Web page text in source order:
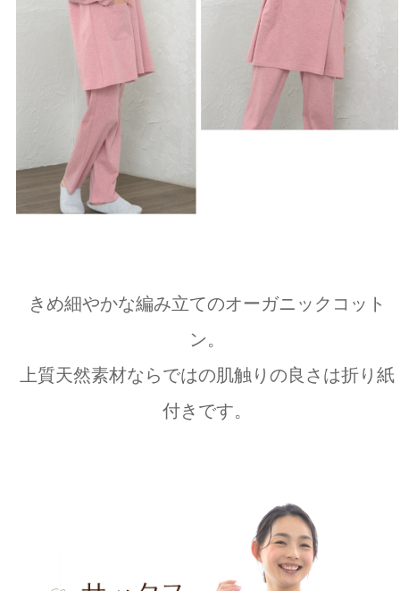
きめ細やかな編み立てのオーガニックコット
ン。
上質天然素材ならではの肌触りの良さは折り紙
付きです。